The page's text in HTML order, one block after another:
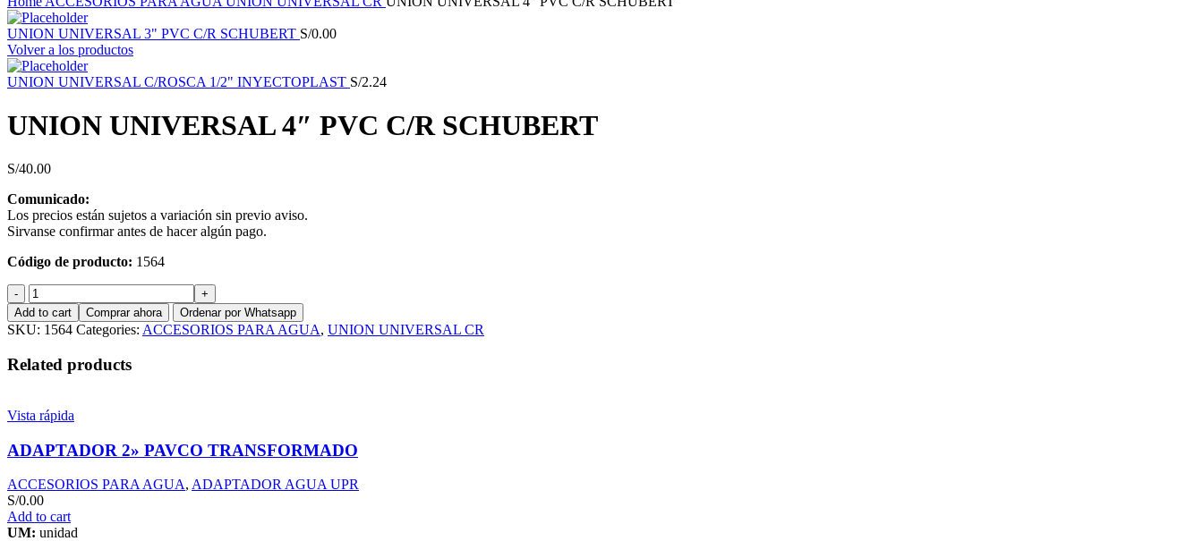
UNION UNIVERSAL 3" PVC C/R SCHUBERT S/0.00
Volver a los productos
UNION UNIVERSAL C/ROSCA 1/2" INYECTOPLAST S/2.24
UNION UNIVERSAL 4″ PVC C/R SCHUBERT
S/40.00
Comunicado:
Los precios están sujetos a variación sin previo aviso.
Sirvanse confirmar antes de hacer algún pago.
Código de producto: 1564
UNION
UNIVERSAL
4"
PVC
C/R
SCHUBERT
Add to cart Comprar ahora Ordenar por Whatsapp
SKU: 1564 Categories: ACCESORIOS PARA AGUA, UNION UNIVERSAL CR
Related products
Vista rápida
ADAPTADOR 2» PAVCO TRANSFORMADO
ACCESORIOS PARA AGUA, ADAPTADOR AGUA UPR
S/0.00
Add to cart
UM: unidad